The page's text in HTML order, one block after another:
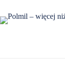
treści